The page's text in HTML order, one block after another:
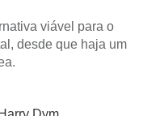
viável para o
desde que haja um